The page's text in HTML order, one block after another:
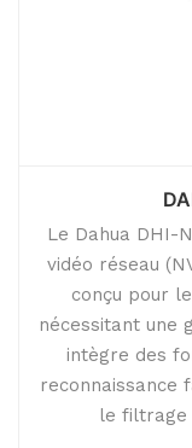
Le Dahua DHI-
vidéo réseau
conçu pour
nécessitant une
intègre des
reconnaissance
le filtrage